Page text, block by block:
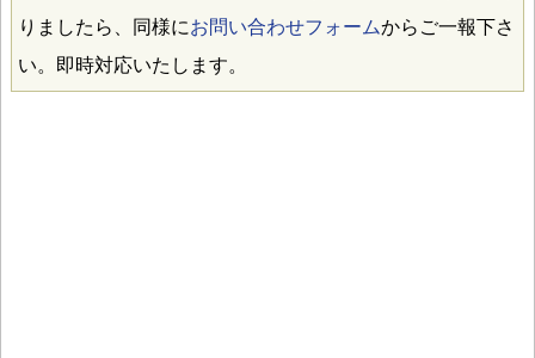
りましたら、同様にお問い合わせフォームからご一報下さ
い。即時対応いたします。